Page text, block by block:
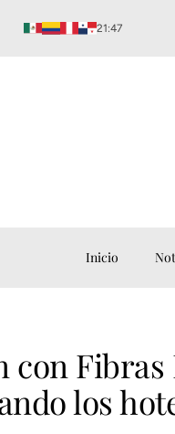
21:47
Inicio
Fibras
los